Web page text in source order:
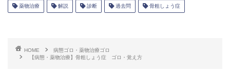
薬物治療 解説 診断 過去問 骨粗しょう症
HOME
病態ゴロ・薬物治療ゴロ
【病態・薬物治療】骨粗しょう症 ゴロ・覚え方